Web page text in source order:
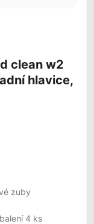
clean w2
hlavice,
zuby
4 ks